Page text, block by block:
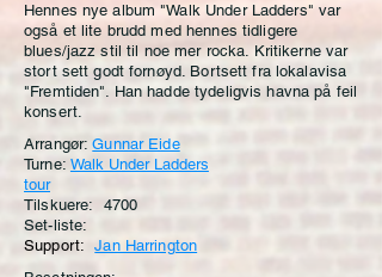
Hennes nye album "Walk Under Ladders" var
også et lite brudd med hennes tidligere
blues/jazz stil til noe mer rocka. Kritikerne var
stort sett godt fornøyd. Bortsett fra lokalavisa
"Fremtiden". Han hadde tydeligvis havna på feil
konsert.
Arrangør:Gunnar Eide
Turne: Walk Under Ladders
tour
Tilskuere: 4700
Set-liste:
Support:Jan Harrington